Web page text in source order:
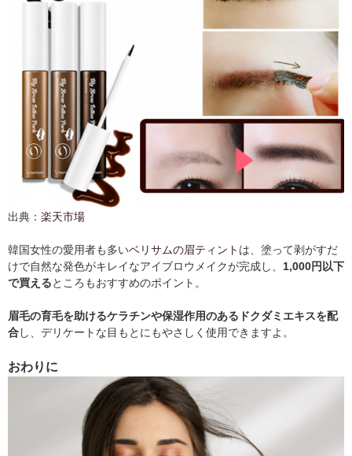
出典： 楽天市場
韓国女性の愛用者も多いベリサムの眉ティント は、塗って剥がすだ
けで自然な発色がキレイなアイブロウメイクが完成し、 1,000円以下
で買えるところもおすすめのポイント。
眉毛の育毛を助けるケラチンや保湿作用のあるドクダミエキスを配
合し、デリケートな目もとにもやさしく使用できますよ。
おわりに